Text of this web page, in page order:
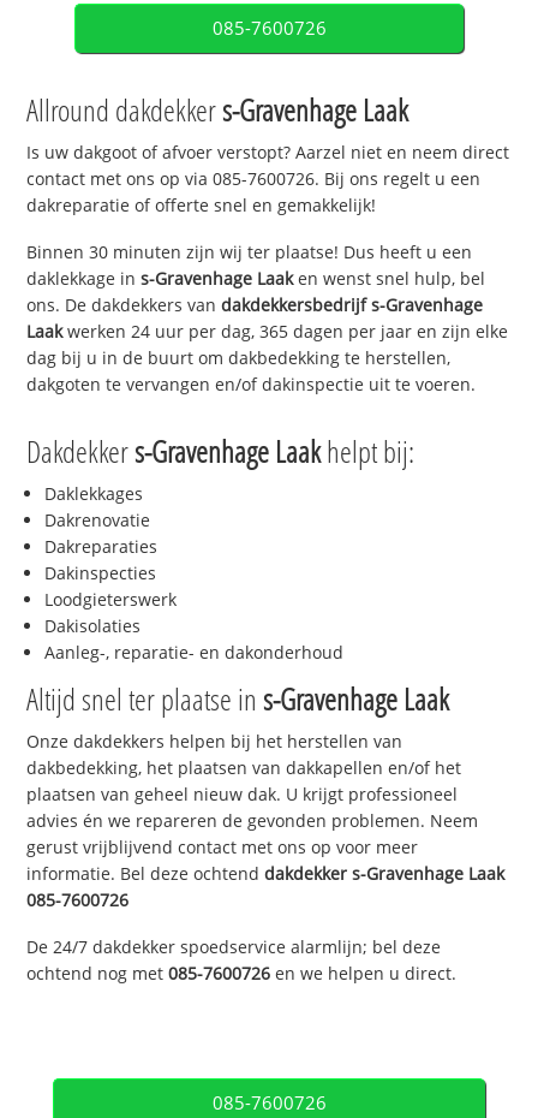
085-7600726
Allround dakdekkers-Gravenhage Laak
Is uw dakgoot of afvoer verstopt? Aarzel niet en neem direct
contact met ons op via 085-7600726. Bij ons regelt u een
dakreparatie of offerte snel en gemakkelijk!
Binnen 30 minuten zijn wij ter plaatse! Dus heeft u een
daklekkage ins-Gravenhage Laaken wenst snel hulp, bel
ons. De dakdekkers vandakdekkersbedrijfs-Gravenhage
Laak werken 24 uur per dag, 365 dagen per jaar en zijn elke
dag bij u in de buurt om dakbedekking te herstellen,
dakgoten te vervangen en/of dakinspectie uit te voeren.
Dakdekkers-Gravenhage Laakhelpt bij:
Daklekkages
Dakrenovatie
Dakreparaties
Dakinspecties
Loodgieterswerk
Dakisolaties
Aanleg-, reparatie- en dakonderhoud
Altijd snel ter plaatse in s-Gravenhage Laak
Onze dakdekkers helpen bij het herstellen van
dakbedekking, het plaatsen van dakkapellen en/of het
plaatsen van geheel nieuw dak. U krijgt professioneel
advies én we repareren de gevonden problemen. Neem
gerust vrijblijvend contact met ons op voor meer
informatie. Bel deze ochtenddakdekkers-Gravenhage Laak
085-7600726
De 24/7 dakdekker spoedservice alarmlijn; bel deze
ochtend nog met085-7600726 en we helpen u direct.
085-7600726